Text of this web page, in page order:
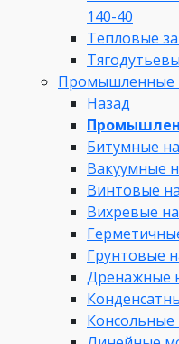
140-40
Тепловые
Промышленные
Назад
Битумные
Вакуумные
Винтовые
Вихревые
Грунтовые
Дренажные